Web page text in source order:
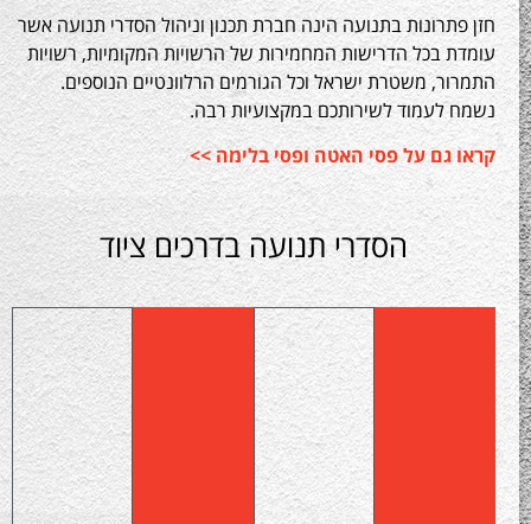
בתנועה הינה חברת תכנון וניהול הסדרי תנועה אשר
בכל הדרישות המחמירות של הרשויות המקומיות, רשויות
משטרת ישראל וכל הגורמים הרלוונטיים הנוספים.
לשירותכם במקצועיות רבה.
על פסי האטה ופסי בלימה >>
הסדרי תנועה בדרכים ציוד